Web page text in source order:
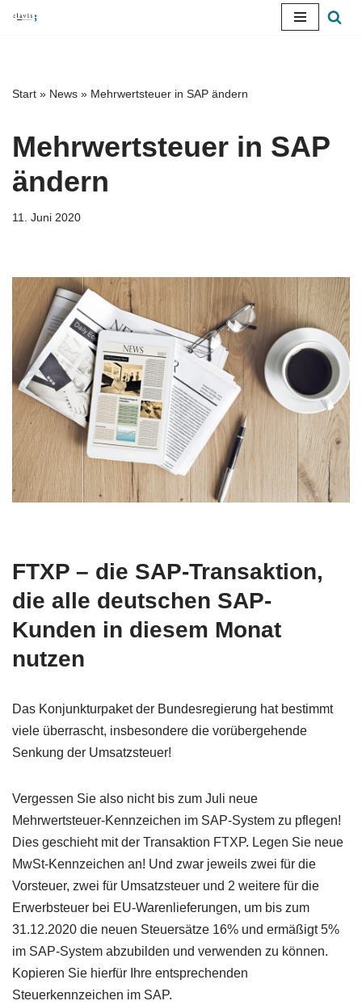
springen
Start » News » Mehrwertsteuer in SAP ändern
Mehrwertsteuer in SAP
ändern
11. Juni 2020
FTXP – die SAP-Transaktion,
die alle deutschen SAP-
Kunden in diesem Monat
nutzen
Das Konjunkturpaket der Bundesregierung hat bestimmt
viele überrascht, insbesondere die vorübergehende
Senkung der Umsatzsteuer!
Vergessen Sie also nicht bis zum Juli neue
Mehrwertsteuer-Kennzeichen im SAP-System zu pflegen!
Dies geschieht mit der Transaktion FTXP. Legen Sie neue
MwSt-Kennzeichen an! Und zwar jeweils zwei für die
Vorsteuer, zwei für Umsatzsteuer und 2 weitere für die
Erwerbsteuer bei EU-Warenlieferungen, um bis zum
31.12.2020 die neuen Steuersätze 16% und ermäßigt 5%
im SAP-System abzubilden und verwenden zu können.
Kopieren Sie hierfür Ihre entsprechenden
Steuerkennzeichen im SAP.